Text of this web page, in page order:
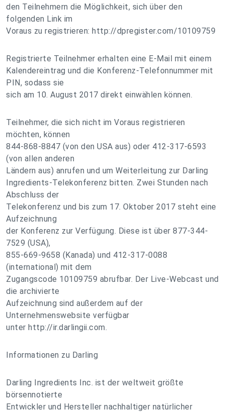
den Teilnehmern die Möglichkeit, sich über den
folgenden Link im
Voraus zu registrieren: http://dpregister.com/10109759
Registrierte Teilnehmer erhalten eine E-Mail mit einem
Kalendereintrag und die Konferenz-Telefonnummer mit
PIN, sodass sie
sich am 10. August 2017 direkt einwählen können.
Teilnehmer, die sich nicht im Voraus registrieren
möchten, können
844-868-8847 (von den USA aus) oder 412-317-6593
(von allen anderen
Ländern aus) anrufen und um Weiterleitung zur Darling
Ingredients-Telekonferenz bitten. Zwei Stunden nach
Abschluss der
Telekonferenz und bis zum 17. Oktober 2017 steht eine
Aufzeichnung
der Konferenz zur Verfügung. Diese ist über 877-344-
7529 (USA),
855-669-9658 (Kanada) und 412-317-0088
(international) mit dem
Zugangscode 10109759 abrufbar. Der Live-Webcast und
die archivierte
Aufzeichnung sind außerdem auf der
Unternehmenswebsite verfügbar
unter http://ir.darlingii.com.
Informationen zu Darling
Darling Ingredients Inc. ist der weltweit größte
börsennotierte
Entwickler und Hersteller nachhaltiger natürlicher